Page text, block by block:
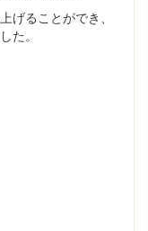
げることができ、
た。